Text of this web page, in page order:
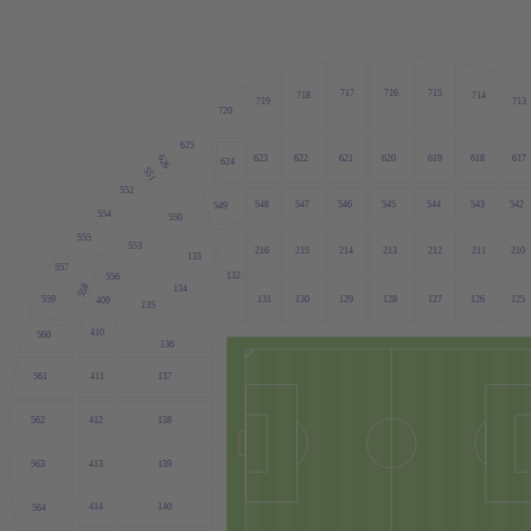
542
543
544
545
546
547
548
549
550
133
132
131 130 129 128 127 126 125
210
211
212
213
214
215
216
136
410
409
558
556
135
134
553
624 623 622 621 620 619 618 617
713
714
715
716
717
718
719
720
625
626
551
552
554
555
557
559
560
561
562
563
564 414 140
139
138
137
411
412
413